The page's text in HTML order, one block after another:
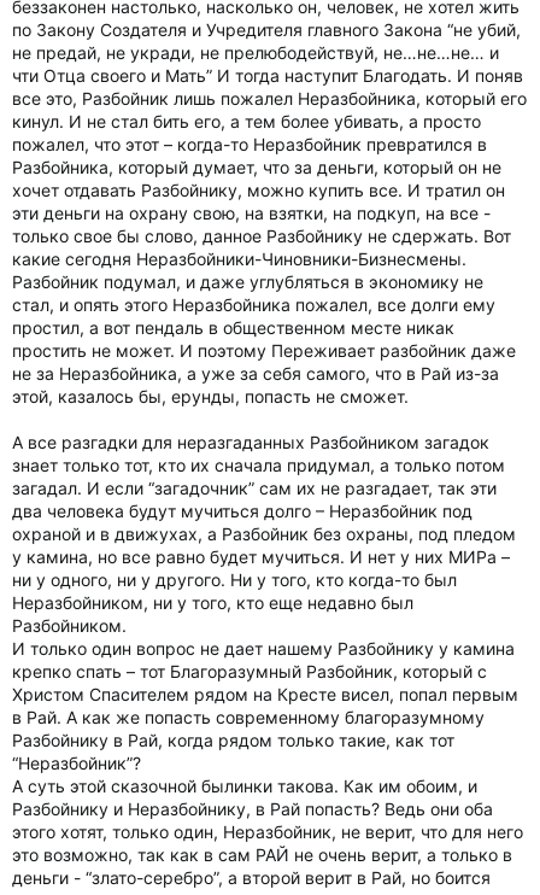
беззаконен настолько, насколько он, человек, не хотел жить
по Закону Создателя и Учредителя главного Закона “не убий,
не предай, не укради, не прелюбодействуй, не…не…не… и
чти Отца своего и Мать” И тогда наступит Благодать. И поняв
все это, Разбойник лишь пожалел Неразбойника, который его
кинул. И не стал бить его, а тем более убивать, а просто
пожалел, что этот – когда-то Неразбойник превратился в
Разбойника, который думает, что за деньги, который он не
хочет отдавать Разбойнику, можно купить все. И тратил он
эти деньги на охрану свою, на взятки, на подкуп, на все -
только свое бы слово, данное Разбойнику не сдержать. Вот
какие сегодня Неразбойники-Чиновники-Бизнесмены.
Разбойник подумал, и даже углубляться в экономику не
стал, и опять этого Неразбойника пожалел, все долги ему
простил, а вот пендаль в общественном месте никак
простить не может. И поэтому Переживает разбойник даже
не за Неразбойника, а уже за себя самого, что в Рай из-за
этой, казалось бы, ерунды, попасть не сможет.
А все разгадки для неразгаданных Разбойником загадок
знает только тот, кто их сначала придумал, а только потом
загадал. И если “загадочник” сам их не разгадает, так эти
два человека будут мучиться долго – Неразбойник под
охраной и в движухах, а Разбойник без охраны, под пледом
у камина, но все равно будет мучиться. И нет у них МИРа –
ни у одного, ни у другого. Ни у того, кто когда-то был
Неразбойником, ни у того, кто еще недавно был
Разбойником.
И только один вопрос не дает нашему Разбойнику у камина
крепко спать – тот Благоразумный Разбойник, который с
Христом Спасителем рядом на Кресте висел, попал первым
в Рай. А как же попасть современному благоразумному
Разбойнику в Рай, когда рядом только такие, как тот
“Неразбойник”?
А суть этой сказочной былинки такова. Как им обоим, и
Разбойнику и Неразбойнику, в Рай попасть? Ведь они оба
этого хотят, только один, Неразбойник, не верит, что для него
это возможно, так как в сам РАЙ не очень верит, а только в
деньги - “злато-серебро”, а второй верит в Рай, но боится